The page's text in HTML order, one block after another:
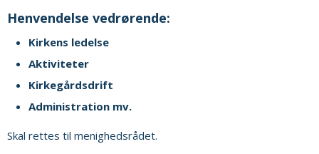
Henvendelse vedrørende:
Kirkens ledelse
Aktiviteter
Kirkegårdsdrift
Administration mv.
Skal rettes til menighedsrådet.